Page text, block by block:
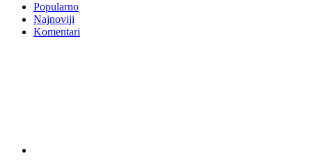
Popularno
Najnoviji
Komentari